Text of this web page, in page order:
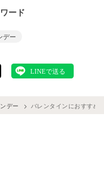
ード
デー
デー バレンタインにおすすめ